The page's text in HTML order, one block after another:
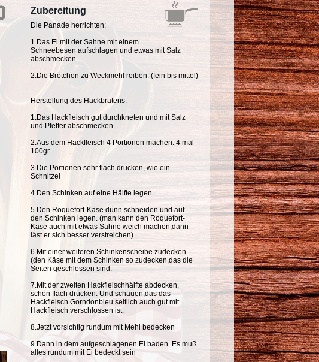
Zubereitung
Die Panade herrichten:
1.Das Ei mit der Sahne mit einem
Schneebesen aufschlagen und etwas mit Salz
abschmecken
2.Die Brötchen zu Weckmehl reiben. (fein bis mittel)
Herstellung des Hackbratens:
1.Das Hackfleisch gut durchkneten und mit Salz
und Pfeffer abschmecken.
2.Aus dem Hackfleisch 4 Portionen machen. 4 mal
100gr
3.Die Portionen sehr flach drücken, wie ein
Schnitzel
4.Den Schinken auf eine Hälfte legen.
5.Den Roquefort-Käse dünn schneiden und auf
den Schinken legen. (man kann den Roquefort-
Käse auch mit etwas Sahne weich machen,dann
läst er sich besser verstreichen)
6.Mit einer weiteren Schinkenscheibe zudecken.
(den Käse mit dem Schinken so zudecken,das die
Seiten geschlossen sind.
7.Mit der zweiten Hackfleischhälfte abdecken,
schön flach drücken. Und schauen,das das
Hackfleisch Gorndonbleu seitlich auch gut mit
Hackfleisch verschlossen ist.
8.Jetzt vorsichtig rundum mit Mehl bedecken
9.Dann in dem aufgeschlagenen Ei baden. Es muß
alles rundum mit Ei bedeckt sein